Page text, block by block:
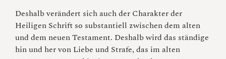
Deshalb verändert sich auch der Charakter der
Heiligen Schrift so substantiell zwischen dem alten
und dem neuen Testament. Deshalb wird das ständige
hin und her von Liebe und Strafe, das im alten